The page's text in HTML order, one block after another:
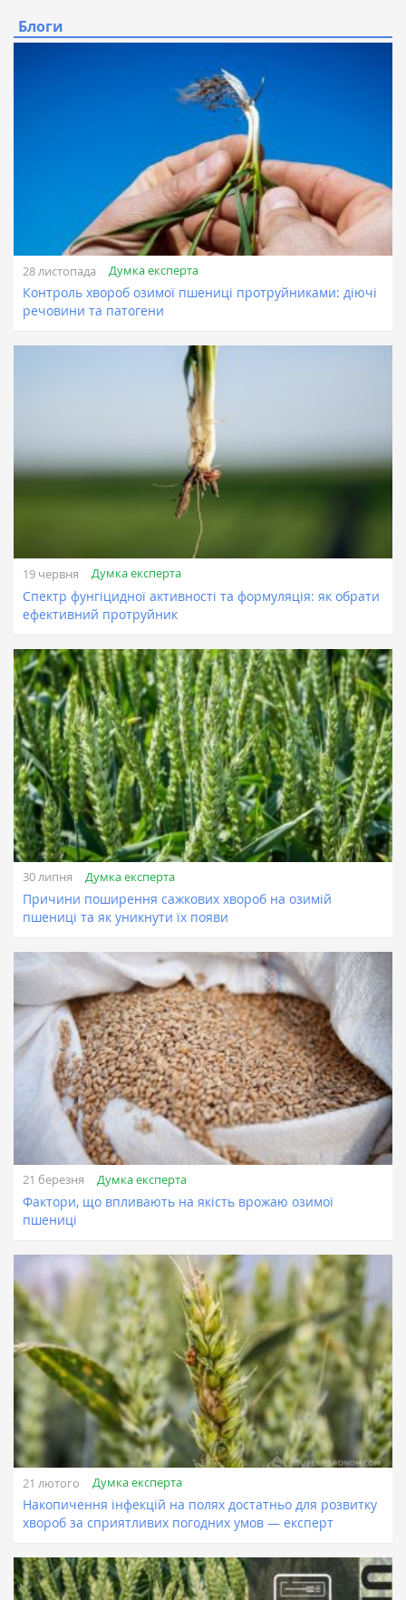
Блоги
28 листопада Думка експерта
Контроль хвороб озимої пшениці протруйниками: діючі
речовини та патогени
19 червня Думка експерта
Спектр фунгіцидної активності та формуляція: як обрати
ефективний протруйник
30 липня Думка експерта
Причини поширення сажкових хвороб на озимій
пшениці та як уникнути їх появи
21 березня Думка експерта
Фактори, що впливають на якість врожаю озимої
пшениці
21 лютого Думка експерта
Накопичення інфекцій на полях достатньо для розвитку
хвороб за сприятливих погодних умов — експерт